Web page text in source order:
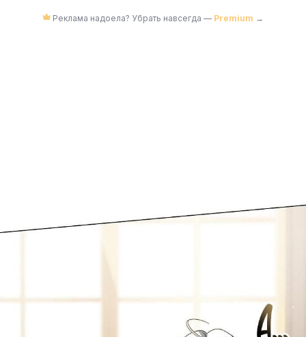
Реклама надоела? Убрать навсегда — Premium →